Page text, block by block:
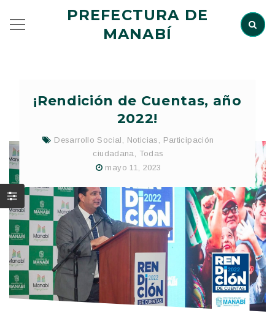
PREFECTURA DE
MANABÍ
¡Rendición de Cuentas, año
2022!
Desarrollo Social , Noticias , Participación
ciudadana, Todas
mayo 11, 2023